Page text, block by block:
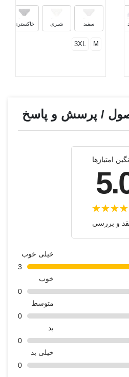
سفید شیری خاکستری
M
3XL
/ پرسش و پاسخ
امتیازها
خیلی خوب
3
خوب
0
متوسط
0
بد
0
خیلی بد
0